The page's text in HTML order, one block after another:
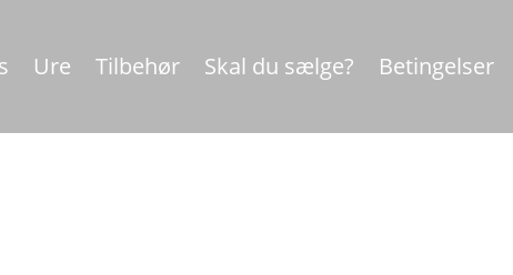
Ure Tilbehør Skal du sælge? Betingelser